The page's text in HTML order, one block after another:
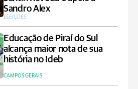
Sandro Alex
ELEIÇÕES
Educação de Piraí do Sul
alcança maior nota de sua
história no Ideb
CAMPOS GERAIS